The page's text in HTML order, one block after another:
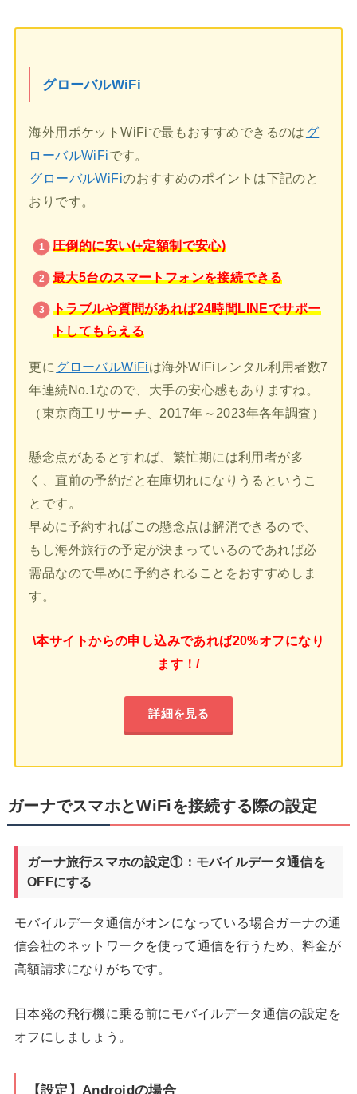
グローバルWiFi
海外用ポケットWiFiで最もおすすめできるのは グ
ローバルWiFiです。
グローバルWiFiのおすすめのポイントは下記のと
おりです。
圧倒的に安い(+定額制で安心)
最大5台のスマートフォンを接続できる
トラブルや質問があれば24時間LINEでサポー
トしてもらえる
更に グローバルWiFiは海外WiFiレンタル利用者数7
年連続No.1なので、大手の安心感もありますね。
（東京商工リサーチ、2017年～2023年各年調査）
懸念点があるとすれば、繁忙期には利用者が多
く、直前の予約だと在庫切れになりうるというこ
とです。
早めに予約すればこの懸念点は解消できるので、
もし海外旅行の予定が決まっているのであれば必
需品なので早めに予約されることをおすすめしま
す。
\本サイトからの申し込みであれば20%オフになり
ます！/
詳細を見る
ガーナでスマホとWiFiを接続する際の設定
ガーナ旅行スマホの設定①：モバイルデータ通信を
OFFにする
モバイルデータ通信がオンになっている場合ガーナの通
信会社のネットワークを使って通信を行うため、料金が
高額請求になりがちです。
日本発の飛行機に乗る前にモバイルデータ通信の設定を
オフにしましょう。
【設定】Androidの場合